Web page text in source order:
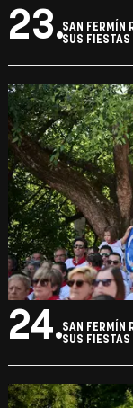
23.SAN FERMÍN
SUS
24.SAN FERMÍN
SUS